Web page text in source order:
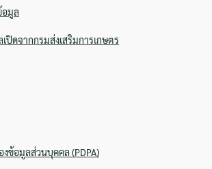
อมูล
ปิดจากกรมส่งเสริมการเกษตร
อมูลส่วนบุคคล (PDPA)